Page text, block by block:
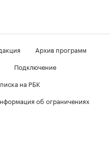
Архив программ
Подключение
на РБК
об ограничениях